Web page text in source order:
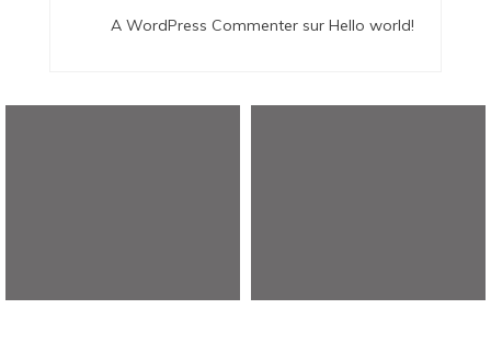
A WordPress Commentersur Hello world!